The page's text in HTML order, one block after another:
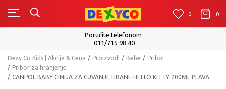
0 0 0
Poručite telefonom
011/715 98 40
Dexy Co Kids | Akcija & Cena Proizvodi Bebe
Pribor
Pribor za hranjenje
CANPOL BABY CINIJA ZA CUVANJE HRANE HELLO KITTY 200ML PLAVA